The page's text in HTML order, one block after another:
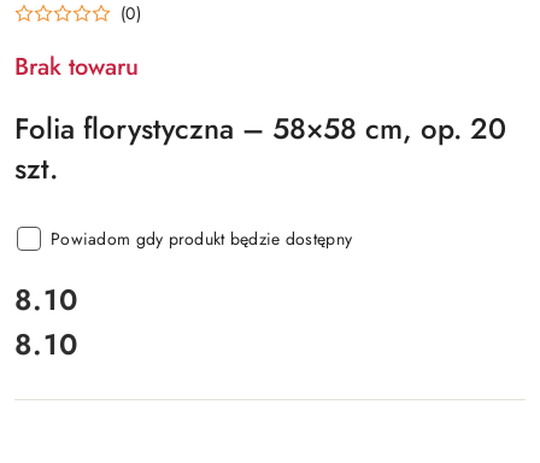
(0)
Brak towaru
Folia florystyczna – 58×58 cm, op. 20
szt.
Powiadom gdy produkt będzie dostępny
cena:
8.10
Cena:
8.10